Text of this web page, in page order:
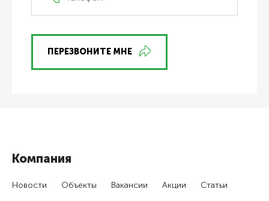
ПЕРЕЗВОНИТЕ МНЕ
Компания
Новости Объекты Вакансии Акции Статьи